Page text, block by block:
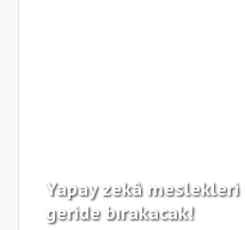
Yapay zekâ
geride bırakacak!